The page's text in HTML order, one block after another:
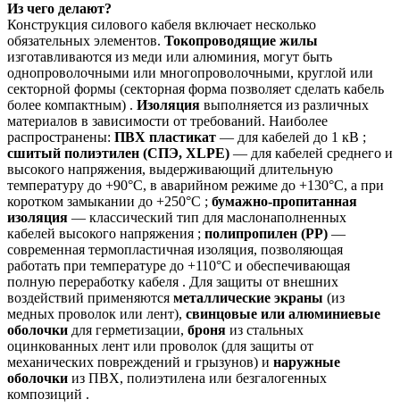
Из чего делают?
Конструкция силового кабеля включает несколько
обязательных элементов. Токопроводящие жилы
изготавливаются из меди или алюминия, могут быть
однопроволочными или многопроволочными, круглой или
секторной формы (секторная форма позволяет сделать кабель
более компактным) . Изоляция выполняется из различных
материалов в зависимости от требований. Наиболее
распространены: ПВХ пластикат — для кабелей до 1 кВ ;
сшитый полиэтилен (СПЭ, XLPE) — для кабелей среднего и
высокого напряжения, выдерживающий длительную
температуру до +90°C, в аварийном режиме до +130°C, а при
коротком замыкании до +250°C ; бумажно-пропитанная
изоляция — классический тип для маслонаполненных
кабелей высокого напряжения ; полипропилен (PP) —
современная термопластичная изоляция, позволяющая
работать при температуре до +110°C и обеспечивающая
полную переработку кабеля . Для защиты от внешних
воздействий применяются металлические экраны (из
медных проволок или лент), свинцовые или алюминиевые
оболочки для герметизации, броня из стальных
оцинкованных лент или проволок (для защиты от
механических повреждений и грызунов) и наружные
оболочки из ПВХ, полиэтилена или безгалогенных
композиций .